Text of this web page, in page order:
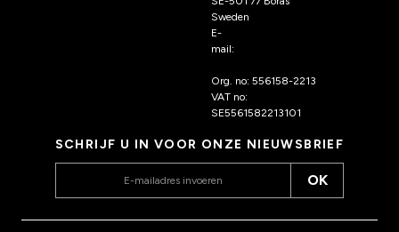
Sweden
E-
mail:
Org. no: 556158-2213
VAT no:
SE5561582213101
SCHRIJF U IN VOOR ONZE NIEUWSBRIEF
OK